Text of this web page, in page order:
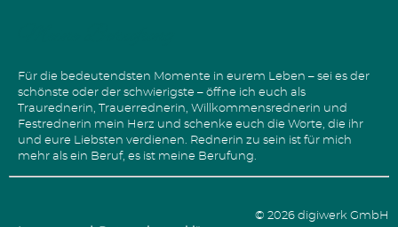
Für die bedeutendsten Momente in eurem Leben – sei es der
schönste oder der schwierigste – öffne ich euch als
Traurednerin, Trauerrednerin, Willkommensrednerin und
Festrednerin mein Herz und schenke euch die Worte, die ihr
und eure Liebsten verdienen. Rednerin zu sein ist für mich
mehr als ein Beruf, es ist meine Berufung.
© 2026 digiwerk GmbH